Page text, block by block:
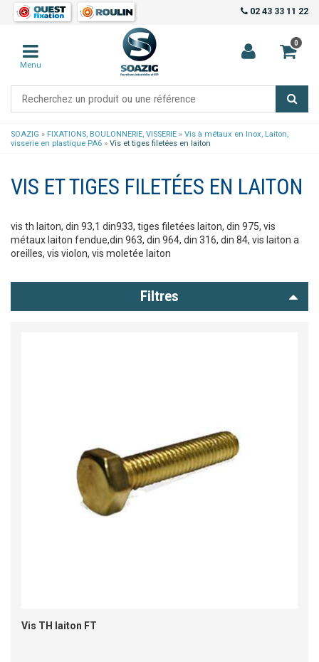
02 43 33 11 22
0
Menu
SOAZIG » FIXATIONS, BOULONNERIE, VISSERIE » Vis à métaux en Inox, Laiton,
visserie en plastique PA6 » Vis et tiges filetées en laiton
VIS ET TIGES FILETÉES EN LAITON
vis th laiton, din 93,1 din933, tiges filetées laiton, din 975, vis
métaux laiton fendue,din 963, din 964, din 316, din 84, vis laiton a
oreilles, vis violon, vis moletée laiton
Filtres
Vis TH laiton FT